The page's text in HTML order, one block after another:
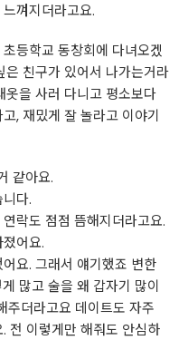
껴지더라고요.
등학교 동창회에 다녀오겠
은 친구가 있어서 나가는거라
옷을 사러 다니고 평소보다
, 재밌게 잘 놀라고 이야기
같아요.
다.
락도 점점 뜸해지더라고요.
어요.
요. 그래서 얘기했죠 변한
많고 술을 왜 갑자기 많이
주더라고요 데이트도 자주
전 이렇게만 해줘도 안심하